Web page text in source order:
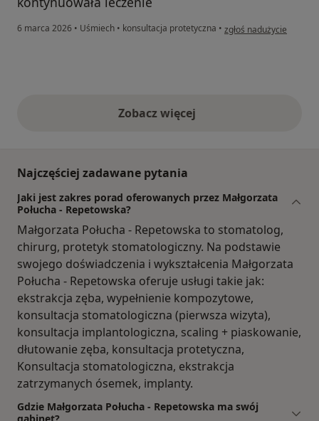
6 marca 2026 • Uśmiech • konsultacja protetyczna • w opinii użytkownika
zgłoś nadużycie
Zobacz więcejopinie powyżej
Najczęściej zadawane pytania
Jaki jest zakres porad oferowanych przez Małgorzata
Połucha - Repetowska?
Małgorzata Połucha - Repetowska to stomatolog,
chirurg, protetyk stomatologiczny. Na podstawie
swojego doświadczenia i wykształcenia Małgorzata
Połucha - Repetowska oferuje usługi takie jak:
ekstrakcja zęba, wypełnienie kompozytowe,
konsultacja stomatologiczna (pierwsza wizyta),
konsultacja implantologiczna, scaling + piaskowanie,
dłutowanie zęba, konsultacja protetyczna,
Konsultacja stomatologiczna, ekstrakcja
zatrzymanych ósemek, implanty.
Gdzie Małgorzata Połucha - Repetowska ma swój